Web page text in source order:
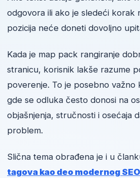
odgovora ili ako je sledeći korak
pozicija neće doneti dovoljno
Kada je map pack rangiranje
stranicu, korisnik lakše razume
poverenje. To je posebno važno
gde se odluka često donosi na
objašnjenja, stručnosti i osećaja
problem.
Slična tema obrađena je i u
tagova kao deo modernog